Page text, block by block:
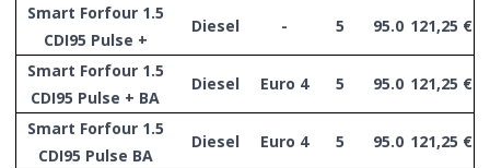
Smart Forfour 1.5
CDI95 Pulse +
Diesel - 5 95.0 121,25 €
Smart Forfour 1.5
CDI95 Pulse + BA
Diesel Euro 4 5 95.0 121,25 €
Smart Forfour 1.5
CDI95 Pulse BA
Diesel Euro 4 5 95.0 121,25 €